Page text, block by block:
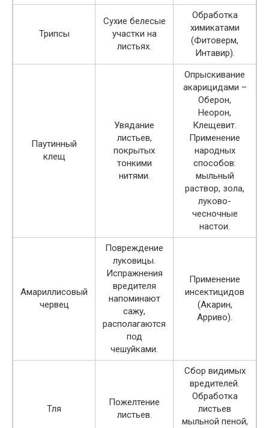
Трипсы
Сухие белесые
участки на
листьях.
Обработка
химикатами
(Фитоверм,
Интавир).
Паутинный
клещ
Увядание
листьев,
покрытых
тонкими
нитями.
Опрыскивание
акарицидами –
Оберон,
Неорон,
Клещевит.
Применение
народных
способов:
мыльный
раствор, зола,
луково-
чесночные
настои.
Амариллисовый
червец
Повреждение
луковицы.
Испражнения
вредителя
напоминают
сажу,
располагаются
под
чешуйками.
Применение
инсектицидов
(Акарин,
Арриво).
Тля
Пожелтение
листьев.
Сбор видимых
вредителей.
Обработка
листьев
мыльной пеной,